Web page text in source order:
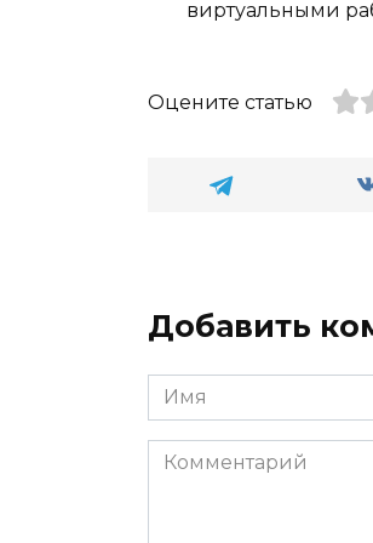
виртуальными
Оцените статью
Добавить
Имя
*
Комментарий